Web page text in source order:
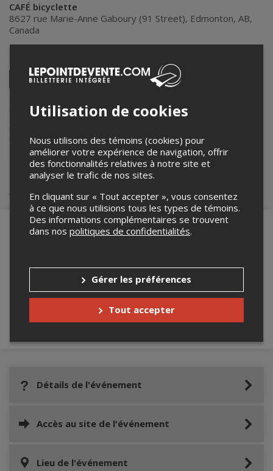
CAFÉ bicyclette
8627 rue Marie-Anne Gaboury (91 Street), Edmonton, AB,
Canada
Twitter
courriel
Lepointdevente.com agit à titre de mandataire pour
francophone dans le cadre de l’affichage en ligne et la vente de
Pour plus d’information à propos de cet événement, veuillez
contacter l’organisateur de l’événement, La Cité francophone
accounting@lacitefranco.ca.
Achat de billets
robot ci-bas.
Détails de l'événement
Accès au site de l'événement
Lieu de l'événement
Utilisation de cookies
Nous utilisons des témoins (cookies) pour
améliorer votre expérience de navigation, offrir
des fonctionnalités relatives à notre site et
analyser le trafic de nos sites.
En cliquant sur « Tout accepter », vous consentez
à ce que nous utilisions tous les types de témoins.
Des informations complémentaires se trouvent
dans nos politiques de confidentialités.
Gérer les préférences
Tout accepter